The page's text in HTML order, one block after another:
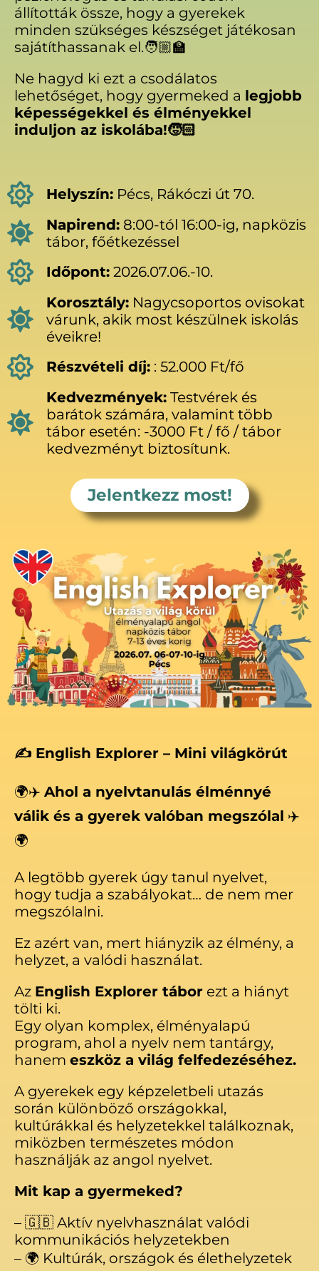
állították össze, hogy a gyerekek
minden szükséges készséget játékosan
sajátíthassanak el.🧑🏼‍🏫
Ne hagyd ki ezt a csodálatos
lehetőséget, hogy gyermeked a legjobb
képességekkel és élményekkel
induljon az iskolába!🧒🏻
Helyszín: Pécs, Rákóczi út 70.
Napirend: 8:00-tól 16:00-ig, napközis
tábor, főétkezéssel
Időpont: 2026.07.06.-10.
Korosztály: Nagycsoportos ovisokat
várunk, akik most készülnek iskolás
éveikre!
Részvételi díj: : 52.000 Ft/fő
Kedvezmények: Testvérek és
barátok számára, valamint több
tábor esetén: -3000 Ft / fő / tábor
kedvezményt biztosítunk.
Jelentkezz most!
✍️ English Explorer – Mini világkörút
🌍✈️ Ahol a nyelvtanulás élménnyé
válik és a gyerek valóban megszólal ✈️
🌍
A legtöbb gyerek úgy tanul nyelvet,
hogy tudja a szabályokat… de nem mer
megszólalni.
Ez azért van, mert hiányzik az élmény, a
helyzet, a valódi használat.
Az English Explorer tábor ezt a hiányt
tölti ki.
Egy olyan komplex, élményalapú
program, ahol a nyelv nem tantárgy,
hanem eszköz a világ felfedezéséhez.
A gyerekek egy képzeletbeli utazás
során különböző országokkal,
kultúrákkal és helyzetekkel találkoznak,
miközben természetes módon
használják az angol nyelvet.
Mit kap a gyermeked?
– 🇬🇧 Aktív nyelvhasználat valódi
kommunikációs helyzetekben
– 🌍 Kultúrák, országok és élethelyzetek